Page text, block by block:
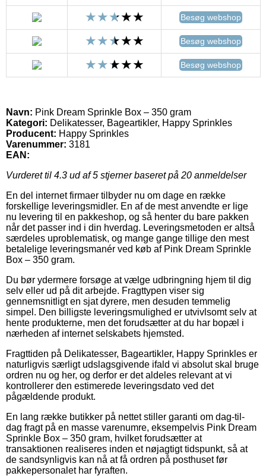
Besøg webshop
Besøg webshop
Besøg webshop
Navn: Pink Dream Sprinkle Box – 350 gram
Kategori: Delikatesser, Bageartikler, Happy Sprinkles
Producent: Happy Sprinkles
Varenummer: 3181
EAN:
Vurderet til 4.3 ud af 5 stjerner baseret på 20 anmeldelser
En del internet firmaer tilbyder nu om dage en række
forskellige leveringsmidler. En af de mest anvendte er lige
nu levering til en pakkeshop, og så henter du bare pakken
når det passer ind i din hverdag. Leveringsmetoden er altså
særdeles uproblematisk, og mange gange tillige den mest
betalelige leveringsmanér ved køb af Pink Dream Sprinkle
Box – 350 gram.
Du bør ydermere forsøge at vælge udbringning hjem til dig
selv eller ud på dit arbejde. Fragttypen viser sig
gennemsnitligt en sjat dyrere, men desuden temmelig
simpel. Den billigste leveringsmulighed er utvivlsomt selv at
hente produkterne, men det forudsætter at du har bopæl i
nærheden af internet selskabets hjemsted.
Fragttiden på Delikatesser, Bageartikler, Happy Sprinkles er
naturligvis særligt udslagsgivende ifald vi absolut skal bruge
ordren nu og her, og derfor er det aldeles relevant at vi
kontrollerer den estimerede leveringsdato ved det
pågældende produkt.
En lang række butikker på nettet stiller garanti om dag-til-
dag fragt på en masse varenumre, eksempelvis Pink Dream
Sprinkle Box – 350 gram, hvilket forudsætter at
transaktionen realiseres inden et nøjagtigt tidspunkt, så at
de sandsynligvis kan nå at få ordren på posthuset før
pakkepersonalet har fyraften.